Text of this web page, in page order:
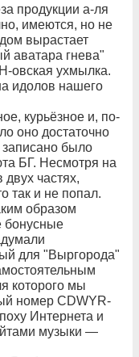
продукции а-ля
имеются, но не
вырастает
аватара гнева"
овская ухмылка.
идолов нашего
курьёзное и, по-
оно достаточно
было
БГ. Несмотря на
частях,
так и не попал.
образом
бонусные
для "Выргорода"
которого мы
номер CDWYR-
Интернета и
музыки —